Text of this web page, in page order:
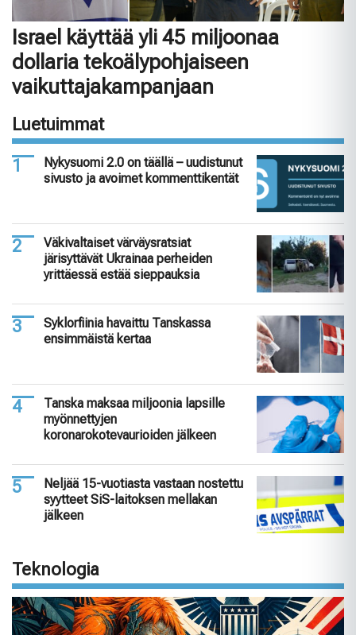
Israel käyttää yli 45 miljoonaa
dollaria tekoälypohjaiseen
vaikuttajakampanjaan
Luetuimmat
Nykysuomi 2.0 on täällä – uudistunut
sivusto ja avoimet kommenttikentät
Väkivaltaiset värväysratsiat
järisyttävät Ukrainaa perheiden
yrittäessä estää sieppauksia
Syklorfiinia havaittu Tanskassa
ensimmäistä kertaa
Tanska maksaa miljoonia lapsille
myönnettyjen
koronarokotevaurioiden jälkeen
Neljää 15-vuotiasta vastaan nostettu
syytteet SiS-laitoksen mellakan
jälkeen
Teknologia